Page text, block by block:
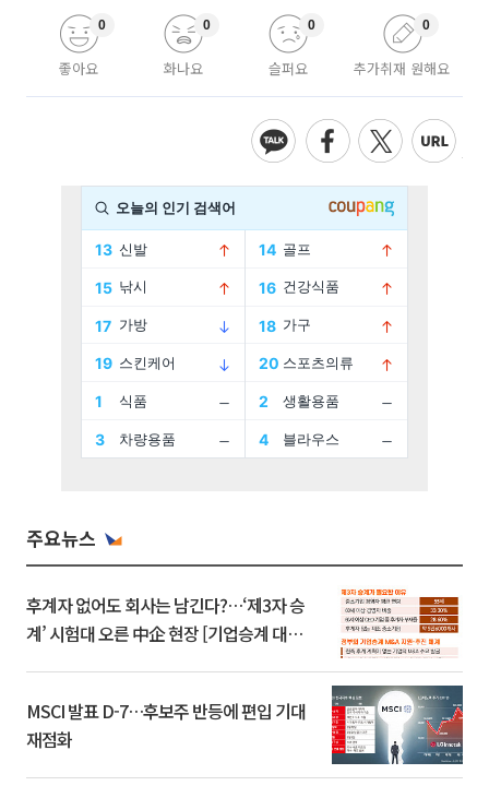
좋아요
0
화나요
0
슬퍼요
0
추가취재 원해요
0
주요뉴스
후계자 없어도 회사는 남긴다?…‘제3자 승
계’ 시험대 오른 中企 현장 [기업승계 대전
MSCI 발표 D-7…후보주 반등에 편입 기대
재점화